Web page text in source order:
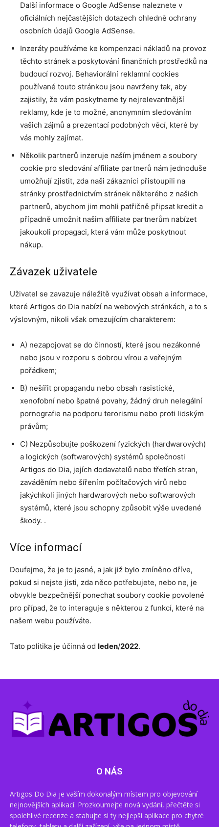
Další informace o Google AdSense naleznete v
oficiálních nejčastějších dotazech ohledně ochrany
osobních údajů Google AdSense.
Inzeráty používáme ke kompenzaci nákladů na provoz
těchto stránek a poskytování finančních prostředků na
budoucí rozvoj. Behaviorální reklamní cookies
používané touto stránkou jsou navrženy tak, aby
zajistily, že vám poskytneme ty nejrelevantnější
reklamy, kde je to možné, anonymním sledováním
vašich zájmů a prezentací podobných věcí, které by
vás mohly zajímat.
Několik partnerů inzeruje naším jménem a soubory
cookie pro sledování affiliate partnerů nám jednoduše
umožňují zjistit, zda naši zákazníci přistoupili na
stránky prostřednictvím stránek některého z našich
partnerů, abychom jim mohli patřičně připsat kredit a
případně umožnit našim affiliate partnerům nabízet
jakoukoli propagaci, která vám může poskytnout
nákup.
Závazek uživatele
Uživatel se zavazuje náležitě využívat obsah a informace,
které Artigos do Dia nabízí na webových stránkách, a to s
výslovným, nikoli však omezujícím charakterem:
A) nezapojovat se do činností, které jsou nezákonné
nebo jsou v rozporu s dobrou vírou a veřejným
pořádkem;
B) nešířit propagandu nebo obsah rasistické,
xenofobní nebo špatné povahy, žádný druh nelegální
pornografie na podporu terorismu nebo proti lidským
právům;
C) Nezpůsobujte poškození fyzických (hardwarových)
a logických (softwarových) systémů společnosti
Artigos do Dia, jejích dodavatelů nebo třetích stran,
zaváděním nebo šířením počítačových virů nebo
jakýchkoli jiných hardwarových nebo softwarových
systémů, které jsou schopny způsobit výše uvedené
škody. .
Více informací
Doufejme, že je to jasné, a jak již bylo zmíněno dříve,
pokud si nejste jisti, zda něco potřebujete, nebo ne, je
obvykle bezpečnější ponechat soubory cookie povolené
pro případ, že to interaguje s některou z funkcí, které na
našem webu používáte.
Tato politika je účinná od leden/2022.
O NÁS
Artigos Do Dia je vaším dokonalým místem pro objevování
nejnovějších aplikací. Prozkoumejte nová vydání, přečtěte si
spolehlivé recenze a stahujte si ty nejlepší aplikace pro chytré